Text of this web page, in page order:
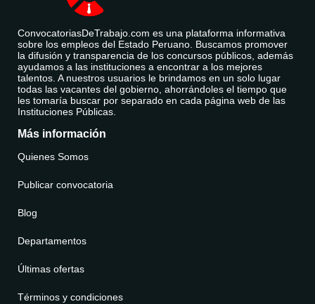
ConvocatoriasDeTrabajo.com es una plataforma informativa
sobre los empleos del Estado Peruano. Buscamos promover
la difusión y transparencia de los concursos públicos, además
ayudamos a las instituciones a encontrar a los mejores
talentos. A nuestros usuarios le brindamos en un solo lugar
todas las vacantes del gobierno, ahorrándoles el tiempo que
les tomaría buscar por separado en cada página web de las
Instituciones Públicas.
Más información
Quienes Somos
Publicar convocatoria
Blog
Departamentos
Últimas ofertas
Términos y condiciones